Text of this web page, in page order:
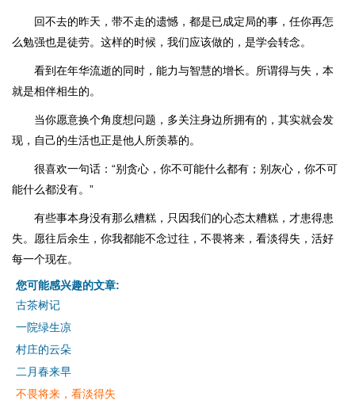
回不去的昨天，带不走的遗憾，都是已成定局的事，任你再怎
么勉强也是徒劳。这样的时候，我们应该做的，是学会转念。
看到在年华流逝的同时，能力与智慧的增长。所谓得与失，本
就是相伴相生的。
当你愿意换个角度想问题，多关注身边所拥有的，其实就会发
现，自己的生活也正是他人所羡慕的。
很喜欢一句话：“别贪心，你不可能什么都有；别灰心，你不可
能什么都没有。”
有些事本身没有那么糟糕，只因我们的心态太糟糕，才患得患
失。愿往后余生，你我都能不念过往，不畏将来，看淡得失，活好
每一个现在。
您可能感兴趣的文章:
古茶树记
一院绿生凉
村庄的云朵
二月春来早
不畏将来，看淡得失